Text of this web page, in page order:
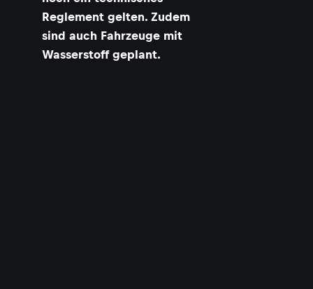
Reglement gelten. Zudem
sind auch Fahrzeuge mit
Wasserstoff geplant.